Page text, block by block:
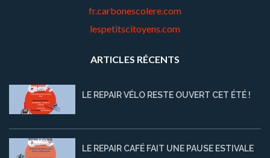
fr.carbonescolere.com
lespetitscitoyens.com
ARTICLES RÉCENTS
LE REPAIR VÉLO RESTE OUVERT CET ÉTÉ !
LE REPAIR CAFÉ FAIT UNE PAUSE ESTIVALE